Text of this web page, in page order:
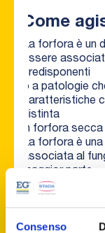
Consenso
Crema
Come
La forfora è un
essere
predisponenti
o a patologie
caratteristiche
distinta
in forfora
La forfora è
associata al
maggior parte
della
comunemente
probabilmente
a causa